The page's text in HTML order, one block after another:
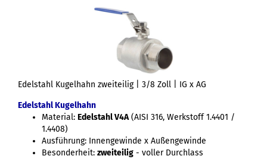
Edelstahl Kugelhahn zweiteilig | 3/8 Zoll | IG x AG
Edelstahl Kugelhahn
Material: Edelstahl V4A(AISI 316, Werkstoff 1.4401 /
1.4408)
Ausführung: Innengewinde x Außengewinde
Besonderheit: zweiteilig - voller Durchlass